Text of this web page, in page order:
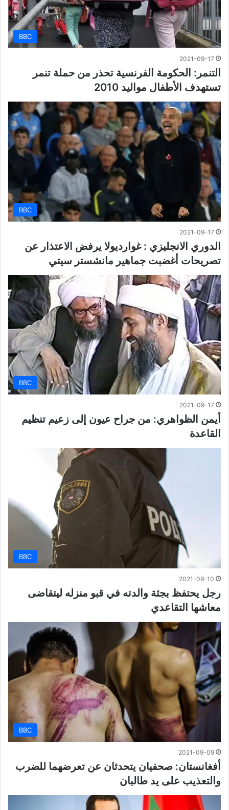
BBC
2021-09-17
التنمر: الحكومة الفرنسية تحذر من حملة تنمر
تستهدف الأطفال مواليد 2010
BBC
2021-09-17
الدوري الانجليزي : غوارديولا يرفض الاعتذار عن
تصريحات أغضبت جماهير مانشستر سيتي
BBC
2021-09-17
أيمن الظواهري: من جراح عيون إلى زعيم تنظيم
القاعدة
BBC
2021-09-10
رجل يحتفظ بجثة والدته في قبو منزله ليتقاضى
معاشها التقاعدي
BBC
2021-09-09
أفغانستان: صحفيان يتحدثان عن تعرضهما للضرب
والتعذيب على يد طالبان